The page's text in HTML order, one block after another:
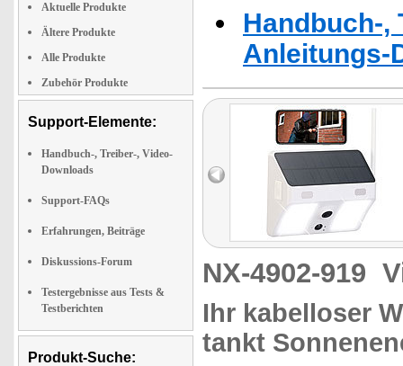
Aktuelle Produkte
Ältere Produkte
Alle Produkte
Zubehör Produkte
Support-Elemente:
Handbuch-, Treiber-, Video-
Downloads
Support-FAQs
Erfahrungen, Beiträge
Diskussions-Forum
Testergebnisse aus Tests &
Testberichten
Produkt-Suche:
Handbuch-,
Anleitungs-
NX-4902-919
Ihr kabelloser
tankt